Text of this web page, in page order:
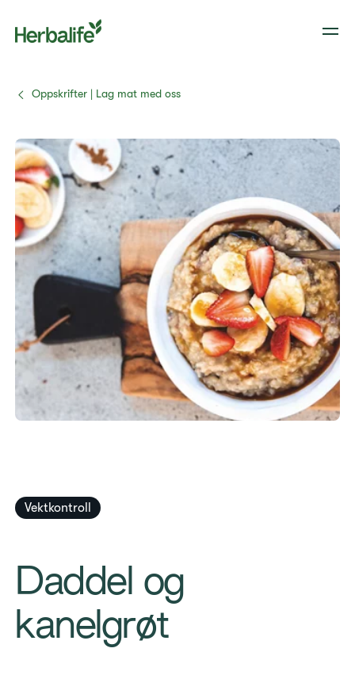
Oppskrifter | Lag mat med oss
Vektkontroll
​Daddel og
kanelgrøt